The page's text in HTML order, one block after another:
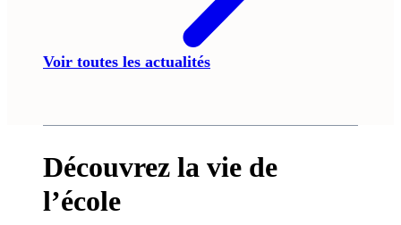
Voir toutes les actualités
Découvrez la vie de
l’école